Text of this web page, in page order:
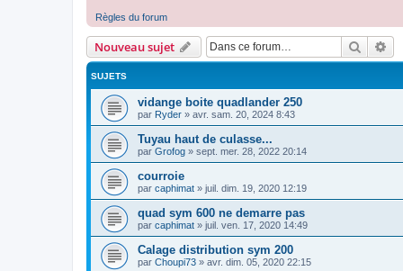
Règles du forum
Nouveau sujet
SUJETS
vidange boite quadlander 250
par Ryder » avr. sam. 20, 2024 8:43
Tuyau haut de culasse...
par Grofog » sept. mer. 28, 2022 20:14
courroie
par caphimat » juil. dim. 19, 2020 12:19
quad sym 600 ne demarre pas
par caphimat » juil. ven. 17, 2020 14:49
Calage distribution sym 200
par Choupi73 » avr. dim. 05, 2020 22:15